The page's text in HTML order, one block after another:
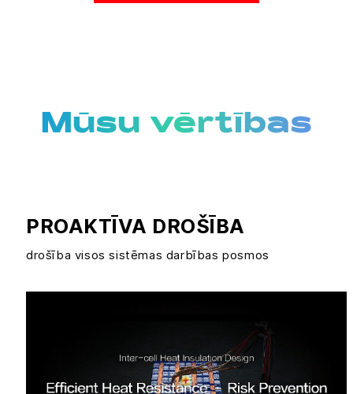
Mūsu vērtības
PROAKTĪVA DROŠĪBA
drošība visos sistēmas darbības posmos